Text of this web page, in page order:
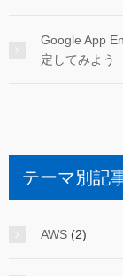
Google App
定してみよう
テーマ別記
AWS (2)